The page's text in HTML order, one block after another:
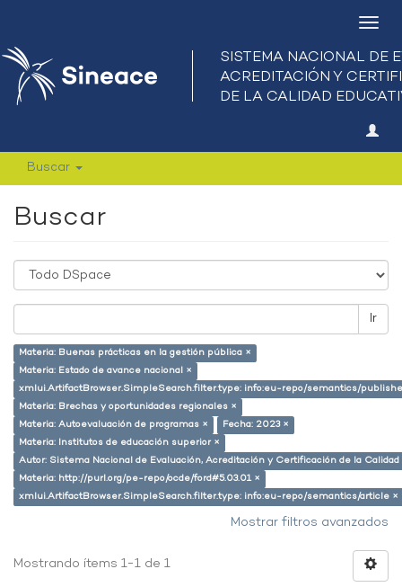
Buscar
Buscar
Ir
Materia: Buenas prácticas en la gestión pública ×
Materia: Estado de avance nacional ×
xmlui.ArtifactBrowser.SimpleSearch.filter.type: info:eu-repo/semantics/
Materia: Brechas y oportunidades regionales ×
Materia: Autoevaluación de programas ×
Fecha: 2023 ×
Materia: Institutos de educación superior ×
Autor: Sistema Nacional de Evaluación, Acreditación y Certificación de la
Materia: http://purl.org/pe-repo/ocde/ford#5.03.01 ×
xmlui.ArtifactBrowser.SimpleSearch.filter.type: info:eu-repo/semantics/article ×
Mostrar filtros avanzados
Mostrando ítems 1-1 de 1